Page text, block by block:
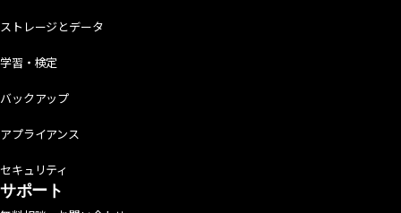
ストレージとデータ
学習・検定
バックアップ
アプライアンス
セキュリティ
サポート